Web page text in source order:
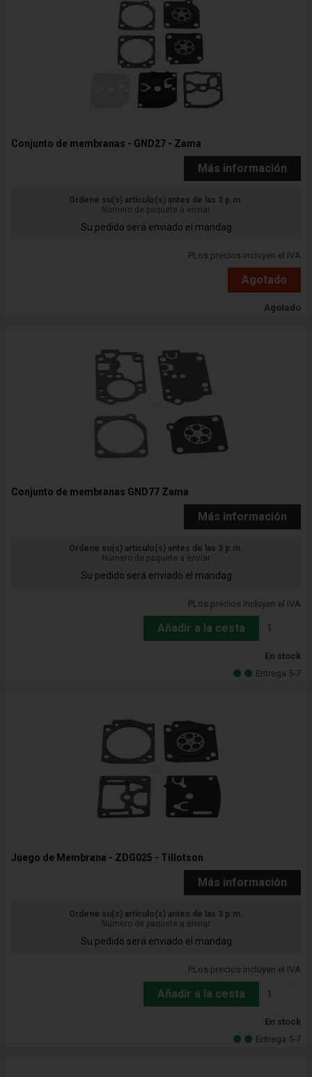
Conjunto de membranas - GND27 - Zama
Más información
Ordene su(s) artículo(s) antes de las 3 p.m.
Número de paquete a enviar
Su pedido será enviado el mandag
PLos precios incluyen el IVA
Agotado
Agotado
Conjunto de membranas GND77 Zama
Más información
Ordene su(s) artículo(s) antes de las 3 p.m.
Número de paquete a enviar
Su pedido será enviado el mandag
PLos precios incluyen el IVA
Añadir a la cesta
En stock
Entrega 5-7
Juego de Membrana - ZDG025 - Tillotson
Más información
Ordene su(s) artículo(s) antes de las 3 p.m.
Número de paquete a enviar
Su pedido será enviado el mandag
PLos precios incluyen el IVA
Añadir a la cesta
En stock
Entrega 5-7